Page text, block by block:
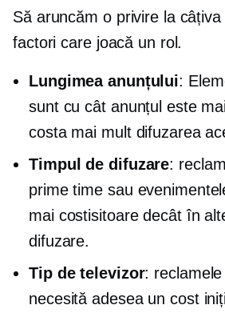
Să aruncăm o privire la
factori care joacă un rol.
Lungimea anunțului:
sunt cu cât anunțul este
costa mai mult difuzarea
Timpul de difuzare:
prime time sau
mai costisitoare decât în
difuzare.
Tip de televizor:
necesită adesea un cost